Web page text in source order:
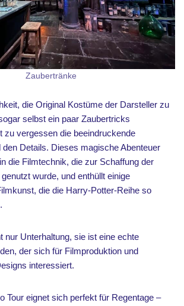
Zaubertränke
die Original Kostüme der Darsteller zu
selbst ein paar Zaubertricks
zu vergessen die beeindruckende
Details. Dieses magische Abenteuer
die Filmtechnik, die zur Schaffung der
wurde, und enthüllt einige
die die Harry-Potter-Reihe so
nur Unterhaltung, sie ist eine echte
der sich für Filmproduktion und
interessiert.
Tour eignet sich perfekt für Regentage –